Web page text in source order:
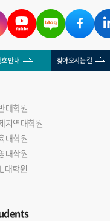
안내 찾아오시는 길
대학원
지역대학원
대학원
대학원
대학원